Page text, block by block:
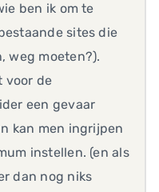
ben ik om te
sites die
weg moeten?).
voor de
een gevaar
kan men ingrijpen
instellen. (en als
dan nog niks